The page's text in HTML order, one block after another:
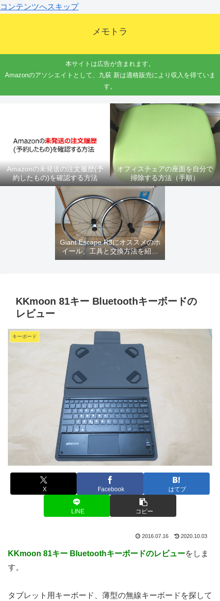
コンテンツへスキップ
メモトラ
本サイトは広告が含まれます。
Amazonのアソシエイトとして、九荻 新は適格販売により収入を得ていま
す。
Amazonの未発送の注文履歴(予
約したもの)を確認する方法
オフィスチェアの座面を自分で
掃除する方法（手順）
Giant Escape R3にオススメのホ
イール、工具と交換方法を紹介
するよ
KKmoon 81キー Bluetoothキーボードの
レビュー
キーボード
X Facebook はてブ
LINE コピー
2016.07.16 2020.10.03
KKmoon 81キー Bluetoothキーボードのレビューをしま
す。
タブレット用キーボード、薄型の無線キーボードを探して